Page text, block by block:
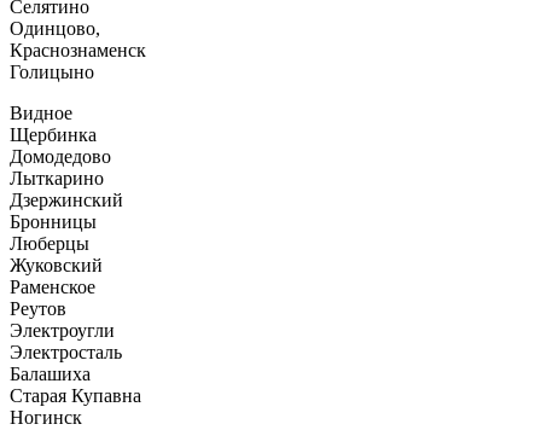
Селятино
Одинцово,
Краснознаменск
Голицыно
Видное
Щербинка
Домодедово
Лыткарино
Дзержинский
Бронницы
Люберцы
Жуковский
Раменское
Реутов
Электроугли
Электросталь
Балашиха
Старая Купавна
Ногинск